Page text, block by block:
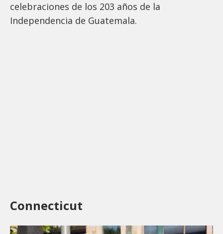
celebraciones de los 203 años de la
Independencia de Guatemala.
Connecticut